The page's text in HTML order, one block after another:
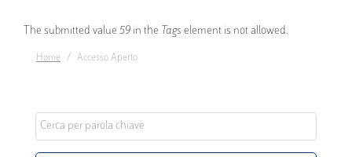
Messaggio
di
The submitted value 59 in the Tags element is not allowed.
Home Accesso Aperto